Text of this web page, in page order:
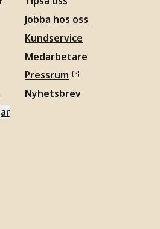
Jobba hos oss
Kundservice
Medarbetare
Pressrum
Nyhetsbrev